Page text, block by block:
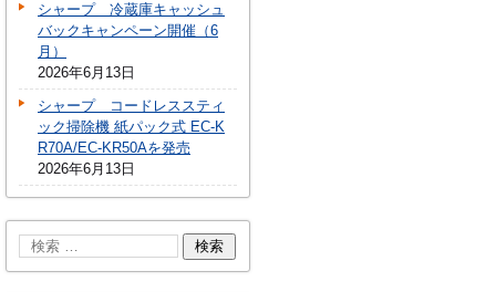
シャープ 冷蔵庫キャッシュ
バックキャンペーン開催（6
月）
2026年6月13日
シャープ コードレススティ
ック掃除機 紙パック式 EC-K
R70A/EC-KR50Aを発売
2026年6月13日